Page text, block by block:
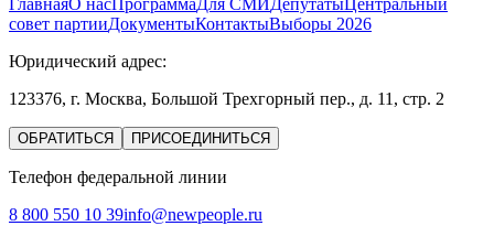
совет партииДокументыКонтактыВыборы 2026
Юридический адрес:
123376, г. Москва, Большой Трехгорный пер., д. 11, стр. 2
ОБРАТИТЬСЯ ПРИСОЕДИНИТЬСЯ
Телефон федеральной линии
8 800 550 10 39info@newpeople.ru